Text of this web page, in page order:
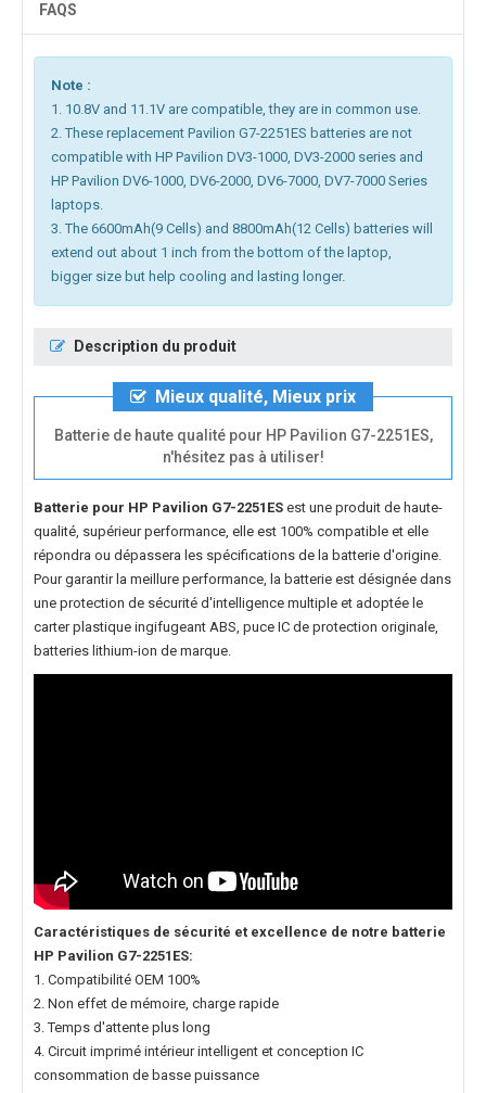
FAQS
Note :
1. 10.8V and 11.1V are compatible, they are in common use.
2. These replacement Pavilion G7-2251ES batteries are not
compatible with HP Pavilion DV3-1000, DV3-2000 series and
HP Pavilion DV6-1000, DV6-2000, DV6-7000, DV7-7000 Series
laptops.
3. The 6600mAh(9 Cells) and 8800mAh(12 Cells) batteries will
extend out about 1 inch from the bottom of the laptop,
bigger size but help cooling and lasting longer.
Description du produit
Mieux qualité, Mieux prix
Batterie de haute qualité pour HP Pavilion G7-2251ES,
n'hésitez pas à utiliser!
Batterie pour HP Pavilion G7-2251ES est une produit de haute-
qualité, supérieur performance, elle est 100% compatible et elle
répondra ou dépassera les spécifications de la batterie d'origine.
Pour garantir la meillure performance, la batterie est désignée dans
une protection de sécurité d'intelligence multiple et adoptée le
carter plastique ingifugeant ABS, puce IC de protection originale,
batteries lithium-ion de marque.
Caractéristiques de sécurité et excellence de notre batterie
HP Pavilion G7-2251ES:
1. Compatibilité OEM 100%
2. Non effet de mémoire, charge rapide
3. Temps d'attente plus long
4. Circuit imprimé intérieur intelligent et conception IC
consommation de basse puissance